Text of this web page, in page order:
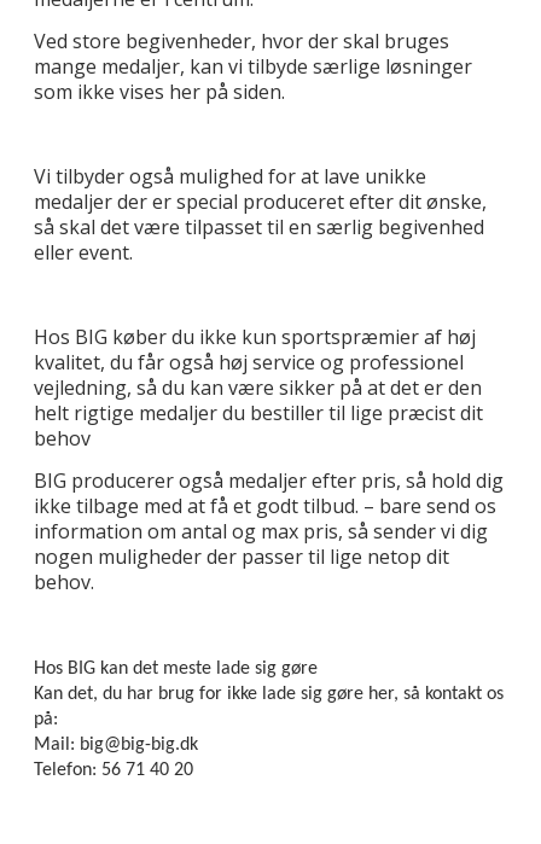
Ved store begivenheder, hvor der skal bruges
mange medaljer, kan vi tilbyde særlige løsninger
som ikke vises her på siden.
Vi tilbyder også mulighed for at lave unikke
medaljer der er special produceret efter dit ønske,
så skal det være tilpasset til en særlig begivenhed
eller event.
Hos BIG køber du ikke kun sportspræmier af høj
kvalitet, du får også høj service og professionel
vejledning, så du kan være sikker på at det er den
helt rigtige medaljer du bestiller til lige præcist dit
behov
BIG producerer også medaljer efter pris, så hold dig
ikke tilbage med at få et godt tilbud. – bare send os
information om antal og max pris, så sender vi dig
nogen muligheder der passer til lige netop dit
behov.
Hos BIG kan det meste lade sig gøre
Kan det, du har brug for ikke lade sig gøre her, så kontakt os
på:
Mail: big@big-big.dk
Telefon: 56 71 40 20